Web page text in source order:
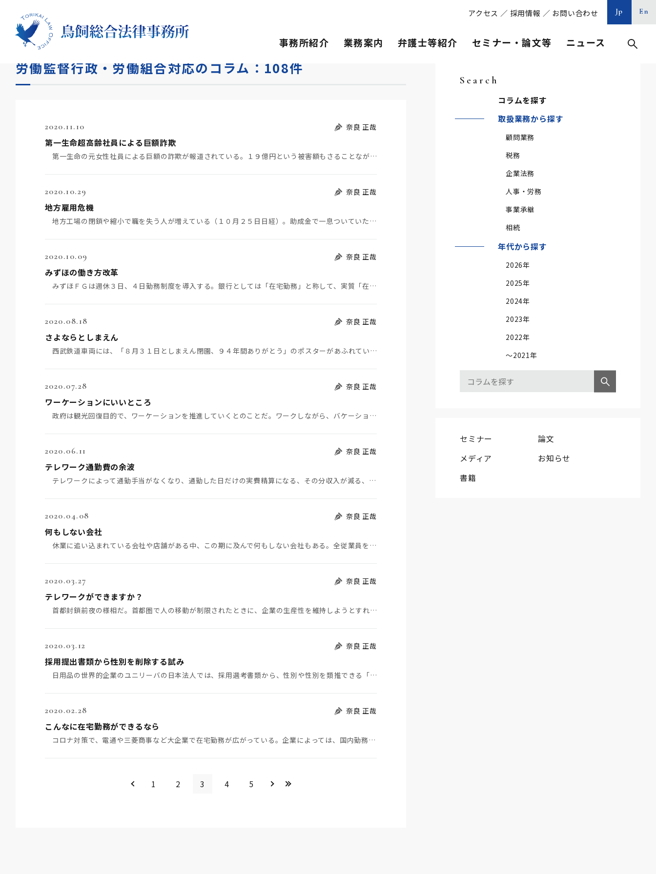
アクセス ／ 採用情報 ／ お問い合わせ Jp En
事務所紹介 業務案内 弁護士等紹介 セミナー・論文等 ニュース
HOME
労働監督行政・労働組合対応のコラム：108件
2020.11.10 奈良 正哉
第一生命超高齢社員による巨額詐欺
第一生命の元女性社員による巨額の詐欺が報道されている。１９億円という被害額もさることながら、その元…
2020.10.29 奈良 正哉
地方雇用危機
地方工場の閉鎖や縮小で職を失う人が増えている（１０月２５日日経）。助成金で一息ついていた企業の息も…
2020.10.09 奈良 正哉
みずほの働き方改革
みずほＦＧは週休３日、４日勤務制度を導入する。銀行としては「在宅勤務」と称して、実質「在宅休暇」と…
2020.08.18 奈良 正哉
さよならとしまえん
西武鉄道車両には、「８月３１日としまえん閉園、９４年間ありがとう」のポスターがあふれている。閉園は…
2020.07.28 奈良 正哉
ワーケーションにいいところ
政府は観光回復目的で、ワーケーションを推進していくとのことだ。ワークしながら、バケーションするとい…
2020.06.11 奈良 正哉
テレワーク通勤費の余波
テレワークによって通勤手当がなくなり、通勤した日だけの実費精算になる、その分収入が減る、その分社会…
2020.04.08 奈良 正哉
何もしない会社
休業に追い込まれている会社や店舗がある中、この期に及んで何もしない会社もある。全従業員を、これまで…
2020.03.27 奈良 正哉
テレワークができますか？
首都封鎖前夜の様相だ。首都圏で人の移動が制限されたときに、企業の生産性を維持しようとすればテレワー…
2020.03.12 奈良 正哉
採用提出書類から性別を削除する試み
日用品の世界的企業のユニリーバの日本法人では、採用選考書類から、性別や性別を類推できる「名前」の記…
2020.02.28 奈良 正哉
こんなに在宅勤務ができるなら
コロナ対策で、電通や三菱商事など大企業で在宅勤務が広がっている。企業によっては、国内勤務全社員、数…
1 2 3 4 5 ＞
Search
コラムを探す
取扱業務から探す
顧問業務
税務
企業法務
人事・労務
事業承継
相続
年代から探す
2026年
2025年
2024年
2023年
2022年
～2021年
セミナー
論文
メディア
お知らせ
書籍